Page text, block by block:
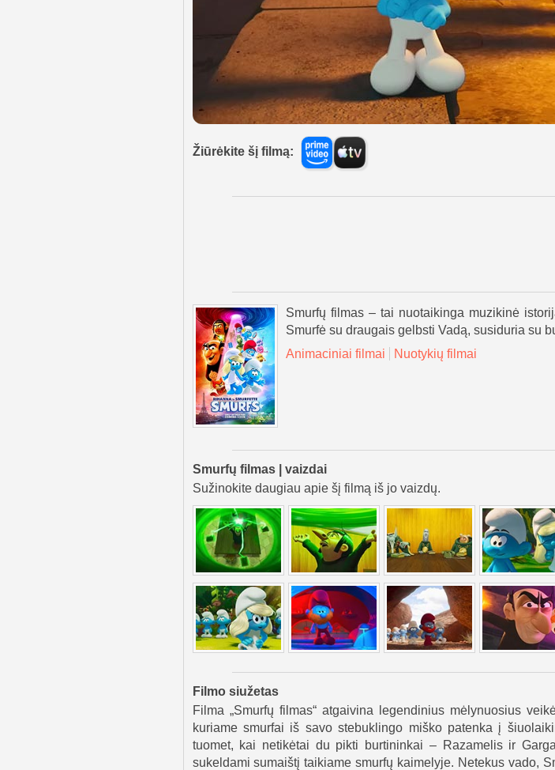
Žiūrėkite šį filmą:
Smurfų filmas – tai nuotaikinga muzikinė
Smurfė su draugais gelbsti Vadą, susiduria su
Animaciniai filmai
Nuotykių filmai
Smurfų filmas | vaizdai
Sužinokite daugiau apie šį filmą iš jo vaizdų.
Filmo siužetas
Filma „Smurfų filmas“ atgaivina legendinius mėlynuosius
kuriame smurfai iš savo stebuklingo miško patenka į
tuomet, kai netikėtai du pikti burtininkai – Razamelis ir
sukeldami sumaištį taikiame smurfų kaimelyje. Netekus vado,